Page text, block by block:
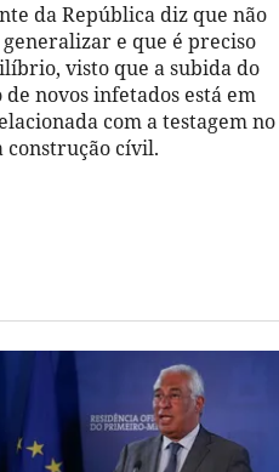
da República diz que não
generalizar e que é preciso
visto que a subida do
novos infetados está em
com a testagem no
construção cívil.